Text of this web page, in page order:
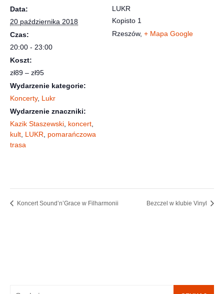
Data:
20 października 2018
Czas:
20:00 - 23:00
Koszt:
zł89 – zł95
Wydarzenie kategorie:
Koncerty, Lukr
Wydarzenie znaczniki:
Kazik Staszewski koncert
kult LUKR
pomarańczowa
trasa
LUKR
Kopisto 1
Rzeszów, + Mapa Google
Koncert Sound’n’Grace w Filharmonii Bezczel w klubie Vinyl